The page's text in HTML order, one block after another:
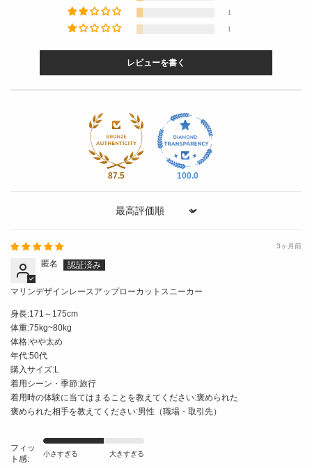
1
1
レビューを書く
87.5 100.0
Sort by
3ヶ月前
匿名
マリンデザインレースアップローカットスニーカー
身長:171～175cm
体重:75kg~80kg
体格:やや太め
年代:50代
購入サイズ:L
着用シーン・季節:旅行
着用時の体験に当てはまることを教えてください:褒められた
褒められた相手を教えてください:男性（職場・取引先）
フィッ
ト感:
小さすぎる 大きすぎる